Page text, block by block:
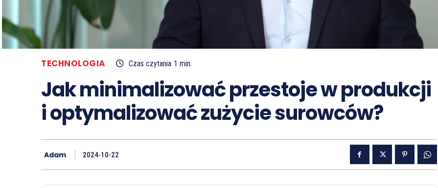
TECHNOLOGIA Czas czytania 1 min.
Jak minimalizować przestoje w produkcji
i optymalizować zużycie surowców?
Adam 2024-10-22